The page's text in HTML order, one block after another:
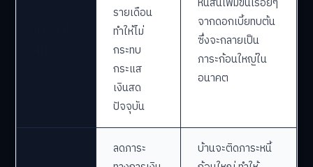
รายเดือน
ทำให้ไม่
กระทบ
กระแส
เงินสด
ปัจจุบัน
จากดอกเบี้ยทบต้น
ซึ่งจะกลายเป็น
ภาระก้อนใหญ่ใน
อนาคต
ลดภาระ
บ้านจะติดภาระหนี้